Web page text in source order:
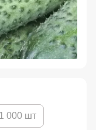
1 000 шт